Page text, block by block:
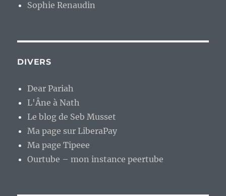
Sophie Renaudin
DIVERS
Dear Pariah
L'Âne à Nath
Le blog de Seb Musset
Ma page sur LiberaPay
Ma page Tipeee
Ourtube – mon instance peertube